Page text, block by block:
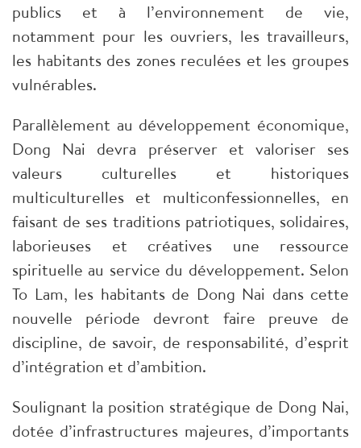
publics et à l’environnement de vie,
notamment pour les ouvriers, les travailleurs,
les habitants des zones reculées et les groupes
vulnérables.
Parallèlement au développement économique,
Dong Nai devra préserver et valoriser ses
valeurs culturelles et historiques
multiculturelles et multiconfessionnelles, en
faisant de ses traditions patriotiques, solidaires,
laborieuses et créatives une ressource
spirituelle au service du développement. Selon
To Lam, les habitants de Dong Nai dans cette
nouvelle période devront faire preuve de
discipline, de savoir, de responsabilité, d’esprit
d’intégration et d’ambition.
Soulignant la position stratégique de Dong Nai,
dotée d’infrastructures majeures, d’importants